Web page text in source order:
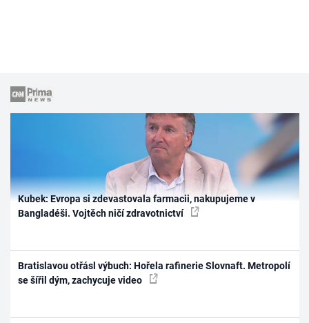
Kubek: Evropa si zdevastovala farmacii, nakupujeme v
Bangladéši. Vojtěch ničí zdravotnictví
Bratislavou otřásl výbuch: Hořela rafinerie Slovnaft. Metropolí
se šířil dým, zachycuje video